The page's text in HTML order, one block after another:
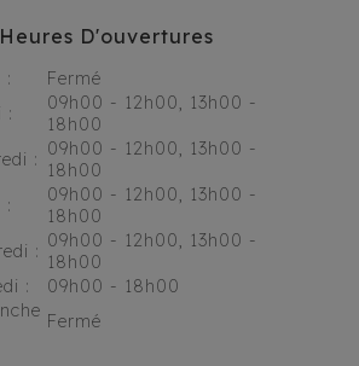
D'ouvertures
:
Fermé
:
09h00 - 12h00, 13h00 -
18h00
: 09h00 - 12h00, 13h00 -
18h00
:
09h00 - 12h00, 13h00 -
18h00
: 09h00 - 12h00, 13h00 -
18h00
:
09h00 - 18h00
Fermé